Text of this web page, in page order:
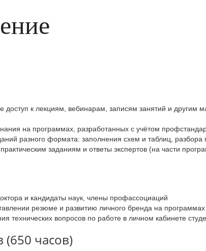
доступ к лекциям, вебинарам, записям занятий и другим
на программах, разработанных с учётом
разного формата: заполнения схем и таблиц, разбора
заданиям и ответы экспертов (на части
и кандидаты наук, члены профассоциаций
резюме и развитию личного бренда на
технических вопросов по работе в личном кабинете
часов)